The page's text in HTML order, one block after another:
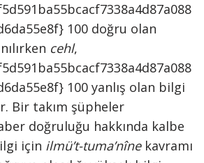
100 doğru olan
cehl,
100 yanlış olan bilgi
Bir takım şüpheler
doğruluğu hakkında kalbe
için ilmü’t-tuma’nînekavramı